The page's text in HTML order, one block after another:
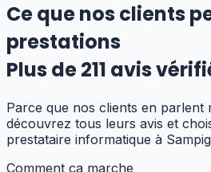
Ce que nos clients
prestations
Plus de211 avis
Parce que nos clients en parlent
découvrez tous leurs avis et
prestataire informatique à
Comment ça marche